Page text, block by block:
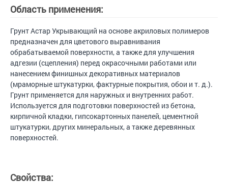
Область применения:
Грунт Астар Укрывающий на основе акриловых полимеров
предназначен для цветового выравнивания
обрабатываемой поверхности, а также для улучшения
адгезии (сцепления) перед окрасочными работами или
нанесением финишных декоративных материалов
(мраморные штукатурки, фактурные покрытия, обои и т. д.).
Грунт применяется для наружных и внутренних работ.
Используется для подготовки поверхностей из бетона,
кирпичной кладки, гипсокартонных панелей, цементной
штукатурки, других минеральных, а также деревянных
поверхностей.
Свойства: